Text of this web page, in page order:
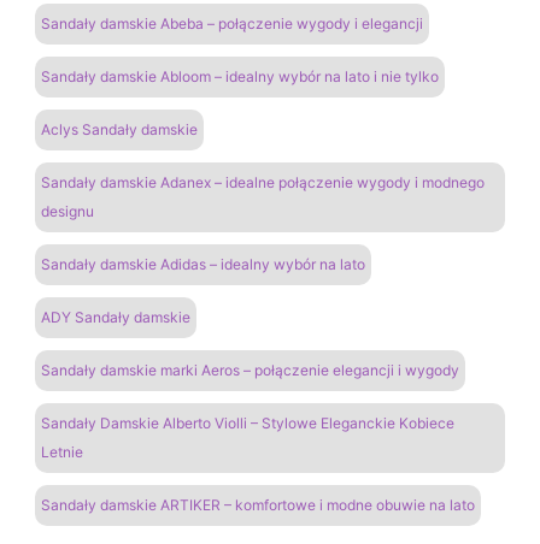
Sandały damskie Abeba – połączenie wygody i elegancji
Sandały damskie Abloom – idealny wybór na lato i nie tylko
Aclys Sandały damskie
Sandały damskie Adanex – idealne połączenie wygody i modnego
designu
Sandały damskie Adidas – idealny wybór na lato
ADY Sandały damskie
Sandały damskie marki Aeros – połączenie elegancji i wygody
Sandały Damskie Alberto Violli – Stylowe Eleganckie Kobiece
Letnie
Sandały damskie ARTIKER – komfortowe i modne obuwie na lato